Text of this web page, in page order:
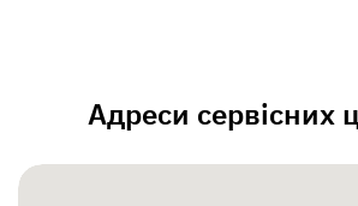
Адреси сервісних